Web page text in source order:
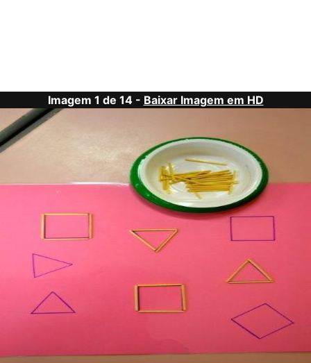
Imagem 1 de 14 - Baixar Imagem em HD